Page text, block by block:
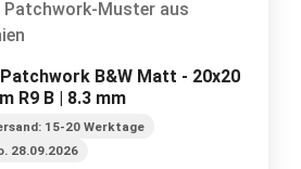
B&W Matt - 20x20
R9 B | 8.3 mm
15-20 Werktage
28.09.2026